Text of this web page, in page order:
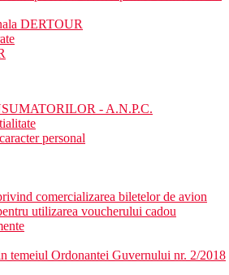
DERTOUR
- A.N.P.C.
personal
comercializarea biletelor de avion
utilizarea voucherului cadou
temeiul Ordonantei Guvernului nr. 2/2018